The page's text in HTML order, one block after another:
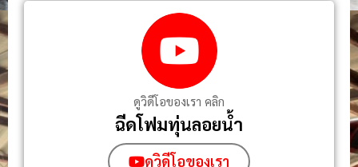
ดูวิดีโอของเรา คลิก
ฉีดโฟมทุ่นลอยน้ํา
ดูวิดีโอของเรา